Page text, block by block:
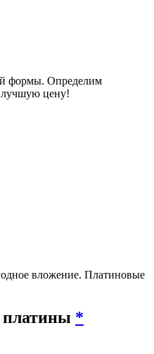
формы. Определим
цену!
вложение. Платиновые
платины *